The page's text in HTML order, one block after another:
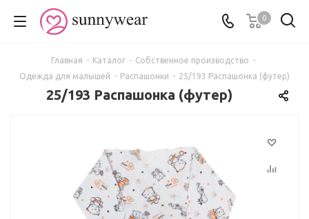
0
Главная - Каталог - Собственное производство -
Одежда для малышей - Распашонки - 25/193 Распашонка (футер)
25/193 Распашонка (футер)